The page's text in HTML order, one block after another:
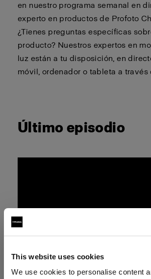
This website uses cookies
We use cookies to personalise content
en nuestro programa semanal en
experto en productos de Profoto
¿Tienes preguntas específicas
producto? Nuestros expertos en
luz están a tu disposición, en
móvil, ordenador o tableta a través
Último episodio